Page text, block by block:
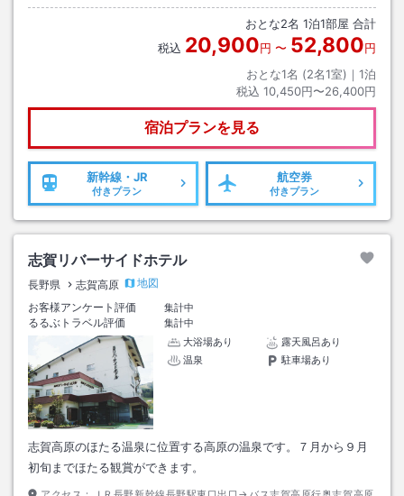
バス停下車→徒歩約０分
おとな2名 1泊1部屋 合計
税込 20,900円 〜 52,800円
おとな1名 (2名1室)｜ 1泊
税込 10,450円〜26,400円
宿泊プランを見る
新幹線・JR
付きプラン
航空券
付きプラン
志賀リバーサイドホテル
長野県 志賀高原
地図
お客様アンケート評価
集計中
るるぶトラベル評価
集計中
大浴場あり
露天風呂あり
温泉
駐車場あり
志賀高原のほたる温泉に位置する高原の温泉です。７月から９月
初旬までほたる観賞ができます。